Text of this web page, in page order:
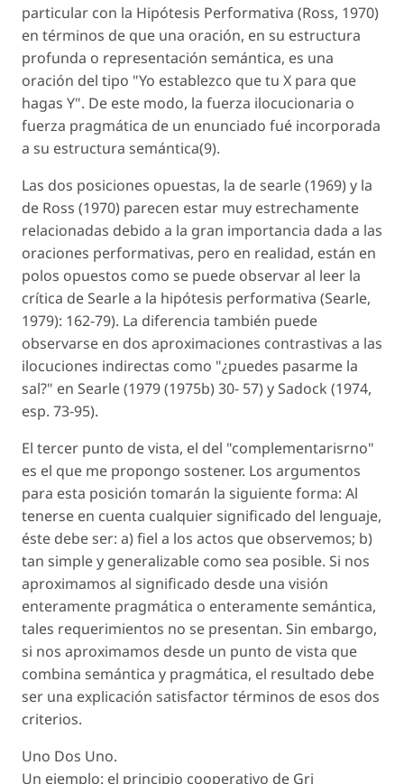
particular con la Hipótesis Performativa (Ross, 1970)
en términos de que una oración, en su estructura
profunda o representación semántica, es una
oración del tipo "Yo establezco que tu X para que
hagas Y". De este modo, la fuerza ilocucionaria o
fuerza pragmática de un enunciado fué incorporada
a su estructura semántica(9).
Las dos posiciones opuestas, la de searle (1969) y la
de Ross (1970) parecen estar muy estrechamente
relacionadas debido a la gran importancia dada a las
oraciones performativas, pero en realidad, están en
polos opuestos como se puede observar al leer la
crítica de Searle a la hipótesis performativa (Searle,
1979): 162-79). La diferencia también puede
observarse en dos aproximaciones contrastivas a las
ilocuciones indirectas como "¿puedes pasarme la
sal?" en Searle (1979 (1975b) 30- 57) y Sadock (1974,
esp. 73-95).
El tercer punto de vista, el del "complementarisrno"
es el que me propongo sostener. Los argumentos
para esta posición tomarán la siguiente forma: Al
tenerse en cuenta cualquier significado del lenguaje,
éste debe ser: a) fiel a los actos que observemos; b)
tan simple y generalizable como sea posible. Si nos
aproximamos al significado desde una visión
enteramente pragmática o enteramente semántica,
tales requerimientos no se presentan. Sin embargo,
si nos aproximamos desde un punto de vista que
combina semántica y pragmática, el resultado debe
ser una explicación satisfactor términos de esos dos
criterios.
Uno Dos Uno.
Un ejemplo: el principio cooperativo de Gri